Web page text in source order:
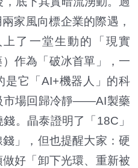
家風向標企業的際遇，
了一堂生動的「現實
作為「破冰首單」，一
是它「AI+機器人」的科
市場回歸冷靜——AI製藥
。晶泰證明了「18C」
」，但也提醒大家：硬
好「卸下光環、重新被